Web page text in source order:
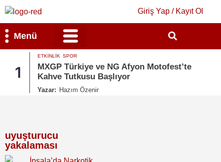
Giriş Yap / Kayıt Ol
Menü
1
ETKINLIK SPOR
MXGP Türkiye ve NG Afyon Motofest’te
Kahve Tutkusu Başlıyor
Yazar: Hazım Özenir
uyuşturucu
yakalaması